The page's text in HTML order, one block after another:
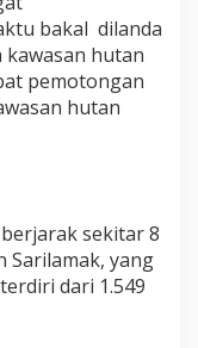
bakal dilanda
kawasan hutan
pemotongan
hutan
sekitar 8
Sarilamak, yang
dari 1.549